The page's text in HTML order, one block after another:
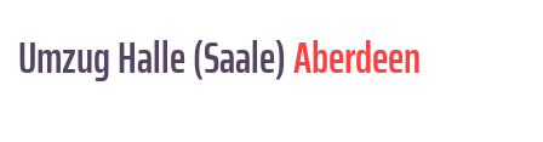
Umzug Halle (Saale)Aberdeen